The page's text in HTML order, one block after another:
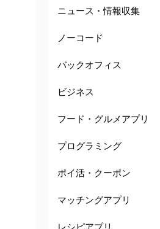
ニュース・情報収集
ノーコード
バックオフィス
ビジネス
フード・グルメアプリ
プログラミング
ポイ活・クーポン
マッチングアプリ
レシピアプリ